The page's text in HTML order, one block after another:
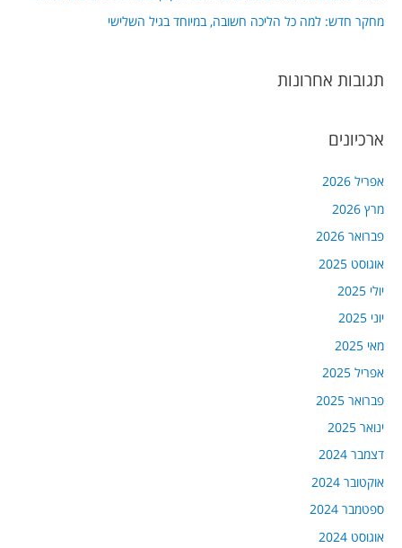
:מחקר חדש: למה כל הליכה חשובה, במיוחד בגיל השלישי
תגובות אחרונות
ארכיונים
אפריל 2026
מרץ 2026
פברואר 2026
אוגוסט 2025
יולי 2025
יוני 2025
מאי 2025
אפריל 2025
פברואר 2025
ינואר 2025
דצמבר 2024
אוקטובר 2024
ספטמבר 2024
אוגוסט 2024